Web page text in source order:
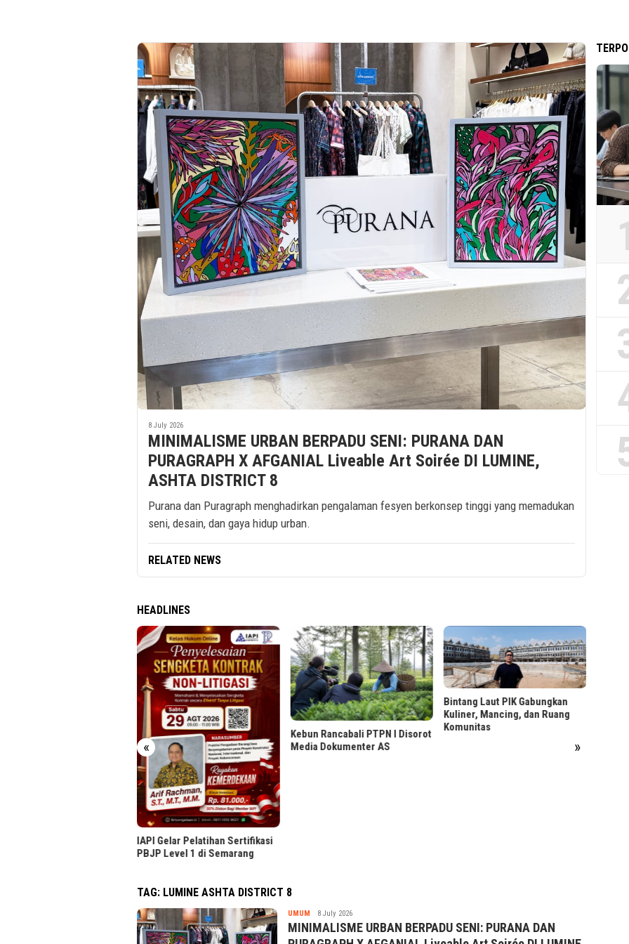
8 July 2026
MINIMALISME URBAN BERPADU SENI: PURANA DAN
PURAGRAPH X AFGANIAL Liveable Art Soirée DI LUMINE,
ASHTA DISTRICT 8
Purana dan Puragraph menghadirkan pengalaman fesyen berkonsep tinggi yang memadukan
seni, desain, dan gaya hidup urban.
RELATED NEWS
HEADLINES
« »
IAPI Gelar Pelatihan Sertifikasi
PBJP Level 1 di Semarang
Kebun Rancabali PTPN I Disorot
Media Dokumenter AS
Bintang Laut PIK Gabungkan
Kuliner, Mancing, dan Ruang
Komunitas
TAG: LUMINE ASHTA DISTRICT 8
UMUM Tsaqif
Ridwan
8 July 2026
MINIMALISME URBAN BERPADU SENI: PURANA DAN